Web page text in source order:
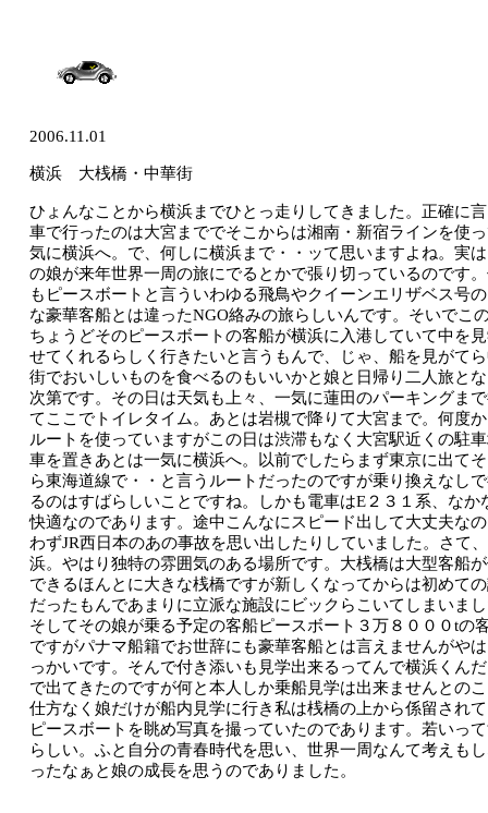
2006.11.01
横浜 大桟橋・中華街
ひょんなことから横浜までひとっ走りしてきました。正確に
車で行ったのは大宮まででそこからは湘南・新宿ラインを使
気に横浜へ。で、何しに横浜まで・・ッて思いますよね。実
の娘が来年世界一周の旅にでるとかで張り切っているのです
もピースボートと言ういわゆる飛鳥やクイーンエリザベス号
な豪華客船とは違ったNGO絡みの旅らしいんです。そいでこ
ちょうどそのピースボートの客船が横浜に入港していて中を
せてくれるらしく行きたいと言うもんで、じゃ、船を見がて
街でおいしいものを食べるのもいいかと娘と日帰り二人旅と
次第です。その日は天気も上々、一気に蓮田のパーキングま
てここでトイレタイム。あとは岩槻で降りて大宮まで。何度
ルートを使っていますがこの日は渋滞もなく大宮駅近くの駐
車を置きあとは一気に横浜へ。以前でしたらまず東京に出て
ら東海道線で・・と言うルートだったのですが乗り換えなし
るのはすばらしいことですね。しかも電車はE２３１系、なか
快適なのであります。途中こんなにスピード出して大丈夫な
わずJR西日本のあの事故を思い出したりしていました。さて
浜。やはり独特の雰囲気のある場所です。大桟橋は大型客船
できるほんとに大きな桟橋ですが新しくなってからは初めて
だったもんであまりに立派な施設にビックらこいてしまいま
そしてその娘が乗る予定の客船ピースボート３万８０００tの
ですがパナマ船籍でお世辞にも豪華客船とは言えませんがや
っかいです。そんで付き添いも見学出来るってんで横浜くん
で出てきたのですが何と本人しか乗船見学は出来ませんとの
仕方なく娘だけが船内見学に行き私は桟橋の上から係留され
ピースボートを眺め写真を撮っていたのであります。若いっ
らしい。ふと自分の青春時代を思い、世界一周なんて考えも
ったなぁと娘の成長を思うのでありました。